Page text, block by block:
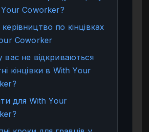
Coworker?
по кінцівках
Coworker
вас не відкриваються
кінцівки в With Your
для With Your